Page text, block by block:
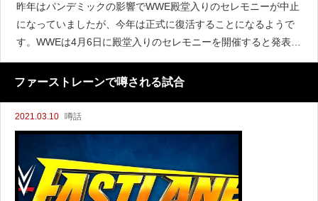
昨年はパンデミックの影響でWWE殿堂入りのセレモニーが中止
になっていましたが、今年は正式に復活することになるようで
す。WWEは4月6日に殿堂入りのセレモニーを開催すると発表し
ました。アメリカではPeacockで、それ以外の地域ではWWEネ
ットワークで配信されることになります。昨年の殿
ファーストレーンで噂される試合
2021.03.10 噂話